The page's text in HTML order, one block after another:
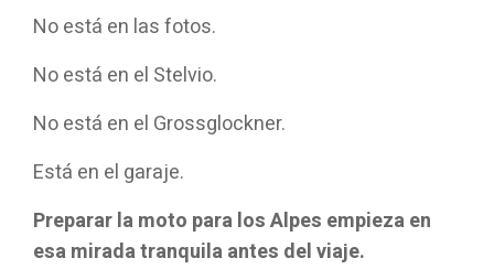
No está en las fotos.
No está en el Stelvio.
No está en el Grossglockner.
Está en el garaje.
Preparar la moto para los Alpes empieza en
esa mirada tranquila antes del viaje.